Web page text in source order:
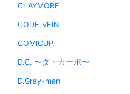
CLAYMORE
CODE VEIN
COMICUP
D.C. 〜ダ・カーポ〜
D.Gray-man